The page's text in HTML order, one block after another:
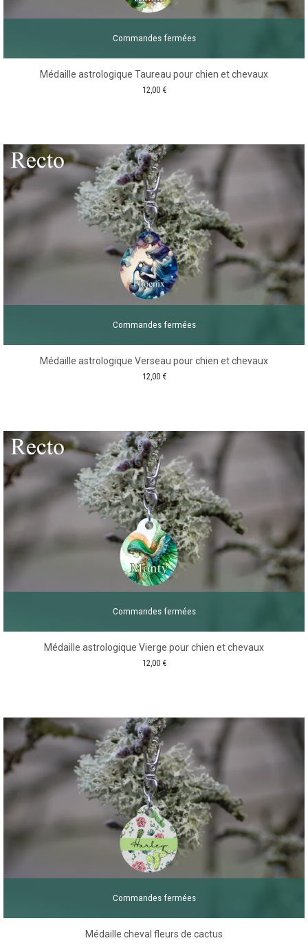
Commandes fermées
Médaille astrologique Taureau pour chien et chevaux
12,00 €
Commandes fermées
Médaille astrologique Verseau pour chien et chevaux
12,00 €
Commandes fermées
Médaille astrologique Vierge pour chien et chevaux
12,00 €
Commandes fermées
Médaille cheval fleurs de cactus